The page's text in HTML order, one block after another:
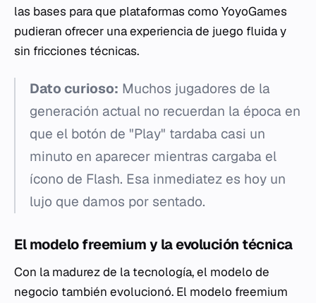
las bases para que plataformas como YoyoGames
pudieran ofrecer una experiencia de juego fluida y
sin fricciones técnicas.
Dato curioso: Muchos jugadores de la
generación actual no recuerdan la época en
que el botón de "Play" tardaba casi un
minuto en aparecer mientras cargaba el
ícono de Flash. Esa inmediatez es hoy un
lujo que damos por sentado.
El modelo freemium y la evolución técnica
Con la madurez de la tecnología, el modelo de
negocio también evolucionó. El modelo freemium